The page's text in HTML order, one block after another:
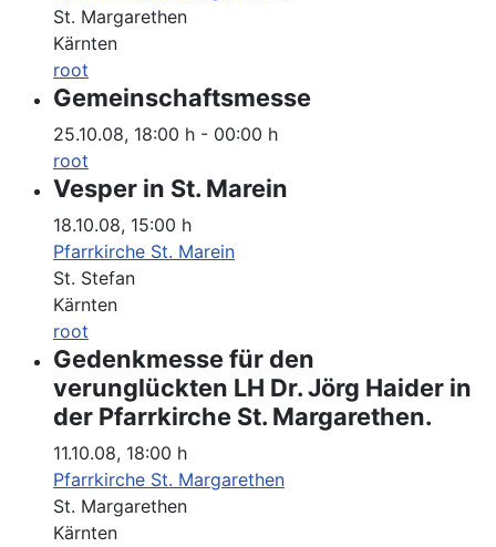
St. Margarethen
Kärnten
root
Gemeinschaftsmesse
25.10.08, 18:00 h - 00:00 h
root
Vesper in St. Marein
18.10.08, 15:00 h
Pfarrkirche St. Marein
St. Stefan
Kärnten
root
Gedenkmesse für den
verunglückten LH Dr. Jörg Haider in
der Pfarrkirche St. Margarethen.
11.10.08, 18:00 h
Pfarrkirche St. Margarethen
St. Margarethen
Kärnten